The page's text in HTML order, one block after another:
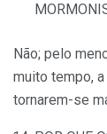
Não; pelo
muito tempo,
tornarem-se